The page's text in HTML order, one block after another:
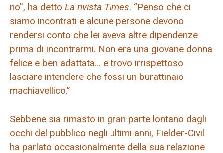
no”, ha detto La rivista Times. “Penso che ci
siamo incontrati e alcune persone devono
rendersi conto che lei aveva altre dipendenze
prima di incontrarmi. Non era una giovane donna
felice e ben adattata… e trovo irrispettoso
lasciare intendere che fossi un burattinaio
machiavellico.”
Sebbene sia rimasto in gran parte lontano dagli
occhi del pubblico negli ultimi anni, Fielder-Civil
ha parlato occasionalmente della sua relazione